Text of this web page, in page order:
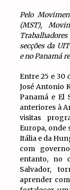
Pelo
(MST),
secções da
e no Panamá
Entre 25 e 30
José Antonio
Panamá e El
anteriores à
visitas
Europa, onde
Itália e da
com
entanto, no
Salvador,
aprender